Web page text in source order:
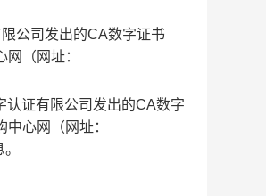
公司发出的CA数字证书
（网址：
认证有限公司发出的CA数字
心网（网址：